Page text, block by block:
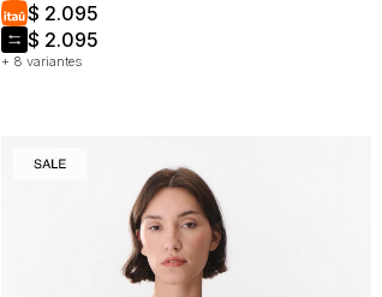
+ 8 variantes
$ 2.095
$ 2.095